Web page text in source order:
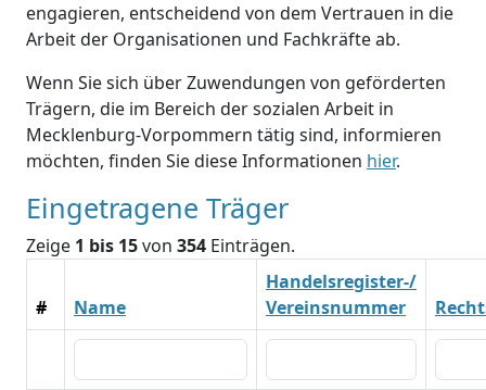
engagieren, entscheidend von dem Vertrauen in die
Arbeit der Organisationen und Fachkräfte ab.
Wenn Sie sich über Zuwendungen von geförderten
Trägern, die im Bereich der sozialen Arbeit in
Mecklenburg-Vorpommern tätig sind, informieren
möchten, finden Sie diese Informationen hier.
Eingetragene Träger
Zeige 1 bis 15von 354 Einträgen.
# Name
Handelsregister-/
Vereinsnummer